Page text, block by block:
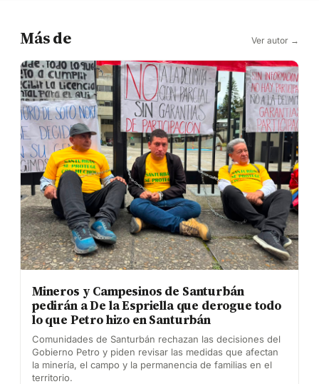
Más de Ver autor →
Mineros y Campesinos de Santurbán
pedirán a De la Espriella que derogue todo
lo que Petro hizo en Santurbán
Comunidades de Santurbán rechazan las decisiones del
Gobierno Petro y piden revisar las medidas que afectan
la minería, el campo y la permanencia de familias en el
territorio.